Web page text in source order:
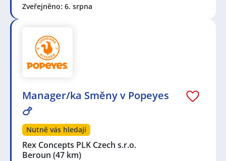
Zveřejněno: 6. srpna
Manager/ka Směny v Popeyes
🍗
Nutně vás hledají
Rex Concepts PLK Czech s.r.o.
Beroun (47 km)